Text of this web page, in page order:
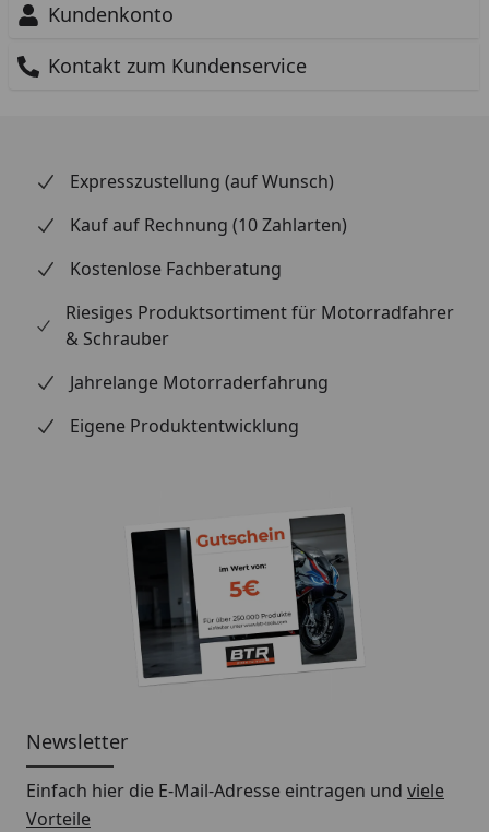
Kundenkonto
Kontakt zum Kundenservice
Expresszustellung (auf Wunsch)
Kauf auf Rechnung (10 Zahlarten)
Kostenlose Fachberatung
Riesiges Produktsortiment für Motorradfahrer
& Schrauber
Jahrelange Motorraderfahrung
Eigene Produktentwicklung
Newsletter
Einfach hier die E-Mail-Adresse eintragen und viele
Vorteile